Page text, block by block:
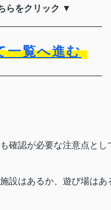
らをクリック ▼
一覧へ進む
確認が必要な注意点と
設はあるか、遊び場はあ